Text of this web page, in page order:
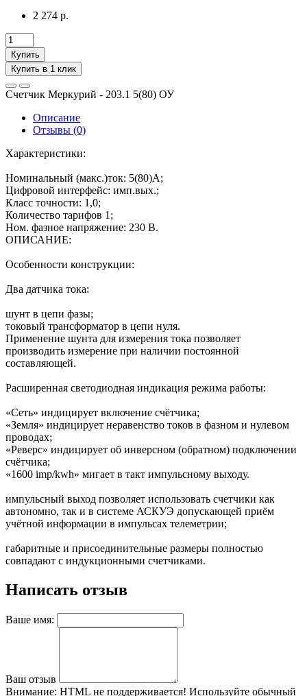
2 274 р.
Купить
Купить в 1 клик
Счетчик Меркурий - 203.1 5(80) ОУ
Описание
Отзывы (0)
Характеристики:
Номинальный (макс.)ток: 5(80)А;
Цифровой интерфейс: имп.вых.;
Класс точнocти: 1,0;
Количество тарифов 1;
Ном. фазное напряжение: 230 В.
ОПИСАНИЕ:
Особенности конструкции:
Два датчика тока:
шунт в цепи фазы;
токовый трансформатор в цепи нуля.
Применение шунта для измерения тока позволяет
производить измерение при наличии постоянной
составляющей.
Расширенная светодиодная индикация режима работы:
«Сеть» индицирует включение счётчика;
«Земля» индицирует неравенство токов в фазном и нулевом
проводах;
«Реверс» индицирует об инверсном (обратном) подключении
счётчика;
«1600 imp/kwh» мигает в такт импульсному выходу.
импульсный выход позволяет использовать счетчики как
автономно, так и в системе АСКУЭ допускающей приём
учётной информации в импульсах телеметрии;
габаритные и присоединительные размеры полностью
совпадают с индукционными счетчиками.
Написать отзыв
Ваше имя:
Ваш отзыв
Внимание: HTML не поддерживается! Используйте обычный